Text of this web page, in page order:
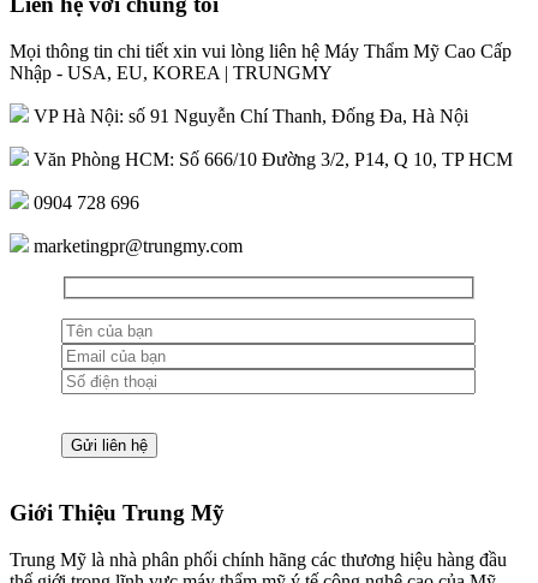
Mọi thông tin chi tiết xin vui lòng liên hệ Máy Thẩm Mỹ Cao Cấp
Nhập - USA, EU, KOREA | TRUNGMY
VP Hà Nội: số 91 Nguyễn Chí Thanh, Đống Đa, Hà Nội
Văn Phòng HCM: Số 666/10 Đường 3/2, P14, Q 10, TP HCM
0904 728 696
marketingpr@trungmy.com
Giới Thiệu Trung Mỹ
Trung Mỹ là nhà phân phối chính hãng các thương hiệu hàng đầu